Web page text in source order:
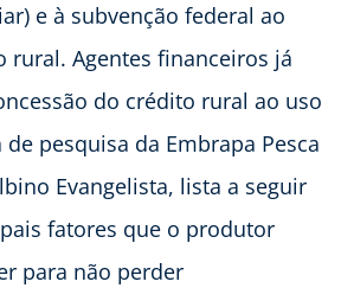
e à subvenção federal ao
rural. Agentes financeiros já
do crédito rural ao uso
de pesquisa da Embrapa Pesca
Evangelista, lista a seguir
fatores que o produtor
para não perder